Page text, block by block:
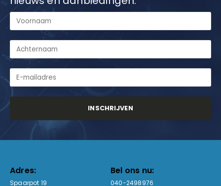
Adres:
Spaarpot 19
Bel ons nu:
040-2498976